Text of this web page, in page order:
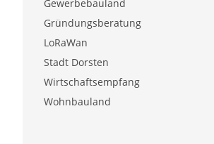
Gewerbebauland
Gründungsberatung
LoRaWan
Stadt Dorsten
Wirtschaftsempfang
Wohnbauland